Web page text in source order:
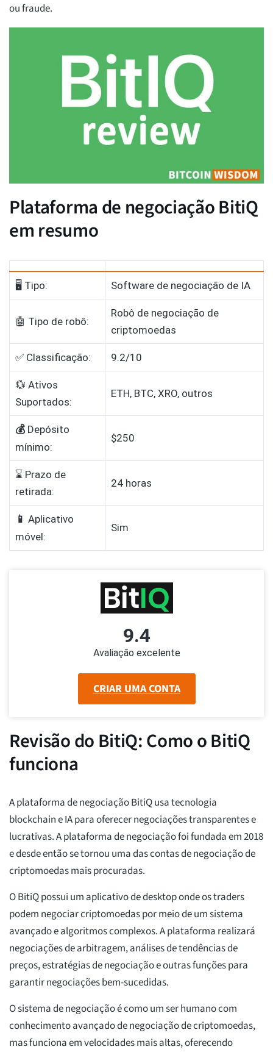
ou fraude.
Plataforma de negociação BitiQ
em resumo
🖥️ Tipo: Software de negociação de IA
🤖 Tipo de robô:
Robô de negociação de
criptomoedas
✅ Classificação: 9.2/10
💱 Ativos
Suportados:
ETH, BTC, XRO, outros
💰Depósito
mínimo:
$250
⌛ Prazo de
retirada:
24 horas
📱 Aplicativo
móvel:
Sim
9.4
Avaliação excelente
CRIAR UMA CONTA
Revisão do BitiQ: Como o BitiQ
funciona
A plataforma de negociação BitiQ usa tecnologia
blockchain e IA para oferecer negociações transparentes e
lucrativas. A plataforma de negociação foi fundada em 2018
e desde então se tornou uma das contas de negociação de
criptomoedas mais procuradas.
O BitiQ possui um aplicativo de desktop onde os traders
podem negociar criptomoedas por meio de um sistema
avançado e algoritmos complexos. A plataforma realizará
negociações de arbitragem, análises de tendências de
preços, estratégias de negociação e outras funções para
garantir negociações bem-sucedidas.
O sistema de negociação é como um ser humano com
conhecimento avançado de negociação de criptomoedas,
mas funciona em velocidades mais altas, oferecendo